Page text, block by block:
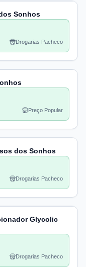
Sonhos
Drogarias Pacheco
Preço Popular
dos Sonhos
Drogarias Pacheco
Glycolic
Drogarias Pacheco